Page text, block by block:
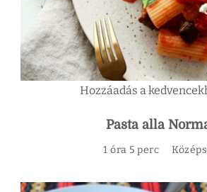
Hozzáadás a
Pasta alla
1 óra 5 perc